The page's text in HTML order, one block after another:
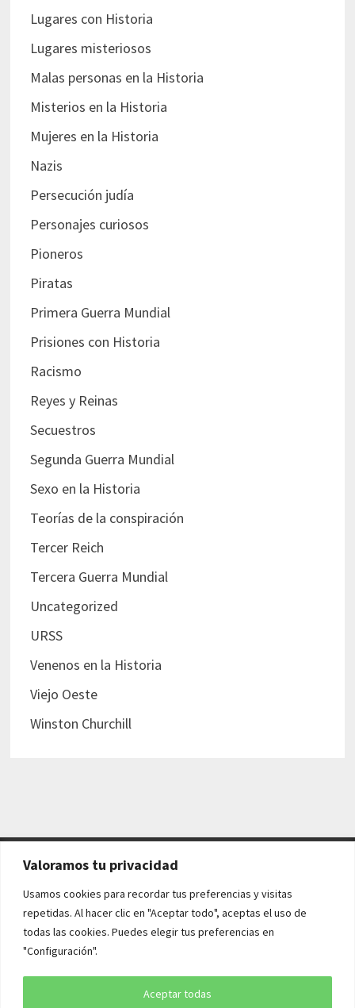
Valoramos tu privacidad
Usamos cookies para recordar tus preferencias y visitas
repetidas. Al hacer clic en "Aceptar todo", aceptas el uso de
todas las cookies. Puedes elegir tus preferencias en
"Configuración".
Aceptar todas
Lugares con Historia
Lugares misteriosos
Malas personas en la Historia
Misterios en la Historia
Mujeres en la Historia
Nazis
Persecución judía
Personajes curiosos
Pioneros
Piratas
Primera Guerra Mundial
Prisiones con Historia
Racismo
Reyes y Reinas
Secuestros
Segunda Guerra Mundial
Sexo en la Historia
Teorías de la conspiración
Tercer Reich
Tercera Guerra Mundial
Uncategorized
URSS
Venenos en la Historia
Viejo Oeste
Winston Churchill
AVISO LEGAL Y POLÍTICAS
Aviso legal
Política de cookies